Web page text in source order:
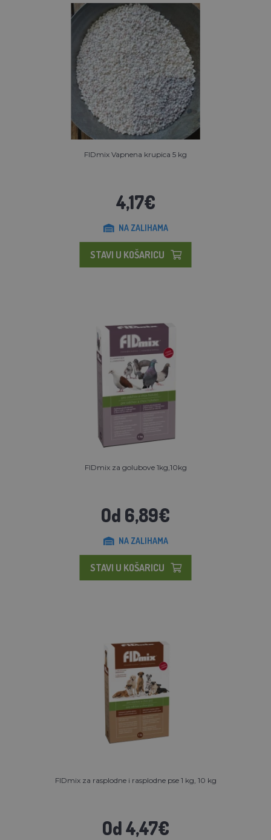
FIDmix Vapnena krupica 5 kg
4,17€
NA ZALIHAMA
STAVI U KOŠARICU
FIDmix za golubove 1kg,10kg
Od 6,89€
NA ZALIHAMA
STAVI U KOŠARICU
FIDmix za rasplodne i rasplodne pse 1 kg, 10 kg
Od 4,47€